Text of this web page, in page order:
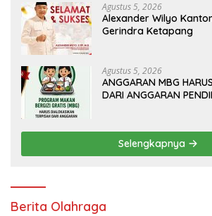
Agustus 5, 2026
Alexander Wilyo
Gerindra Ketapang
Agustus 5, 2026
ANGGARAN MBG
DARI ANGGARAN
Selengkapnya
Berita Olahraga